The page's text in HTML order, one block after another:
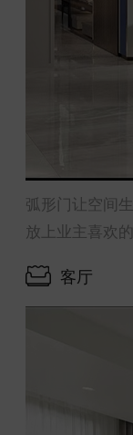
弧形门让空间
放上业主喜欢
客厅